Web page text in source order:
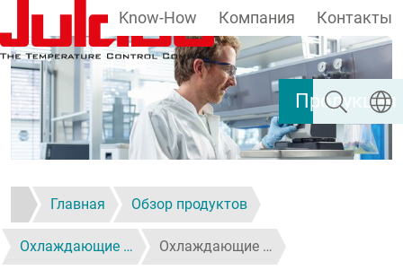
Перейти к основному содержанию
Продукция
Know-How Компания Контакты
Поиск
Главная Обзор продуктов
Охлаждающие … Охлаждающие …